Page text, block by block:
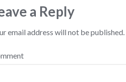
a Reply
email address will not be published.